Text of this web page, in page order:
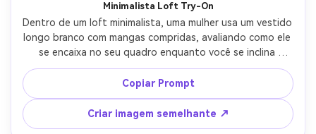
Minimalista Loft Try-On
Dentro de um loft minimalista, uma mulher usa um vestido
longo branco com mangas compridas, avaliando como ele
se encaixa no seu quadro enquanto você se inclina
ligeiramente e muda o peso; Janelas grandes, luz diurna
suave e difusa, Leica SL2 50mm f/2, enquadramento
vertical de corpo inteiro, humor de tomada de decisão
silencioso, textura de pele fotorealista, enrugamento
sutil do tecido, grau tonal limpo-AR 4:5
Copiar Prompt
Criar imagem semelhante ↗